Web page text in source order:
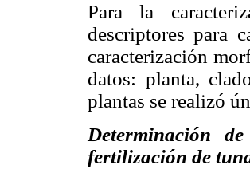
Para la
descriptores para
caracterización
datos: planta,
plantas se realizó
Determinación
fertilización de